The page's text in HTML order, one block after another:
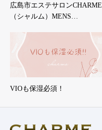
広島市エステサロンCHARME
（シャルム）MENS…
VIOも保湿必須！